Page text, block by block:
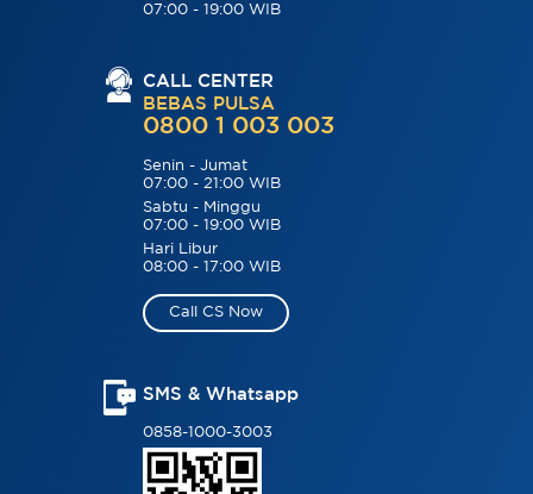
07:00 - 19:00 WIB
CALL CENTER
BEBAS PULSA
0800 1 003 003
Senin - Jumat
07:00 - 21:00 WIB
Sabtu - Minggu
07:00 - 19:00 WIB
Hari Libur
08:00 - 17:00 WIB
Call CS Now
SMS & Whatsapp
0858-1000-3003